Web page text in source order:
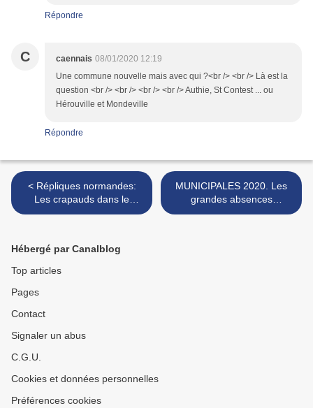
Répondre
C caennais 08/01/2020 12:19
Une commune nouvelle mais avec qui ?<br /> <br /> Là est la
question <br /> <br /> <br /> <br /> Authie, St Contest ... ou
Hérouville et Mondeville
Répondre
< Répliques normandes:
Les crapauds dans le
reliquaire du Mont Saint
MUNICIPALES 2020. Les
grandes absences
rouennaises... de Nicolas
Hébergé par Canalblog
Top articles
Pages
Contact
Signaler un abus
C.G.U.
Cookies et données personnelles
Préférences cookies